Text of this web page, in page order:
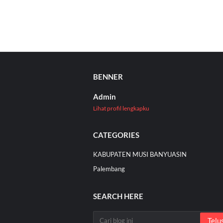
BENNER
Admin
Lihat profil lengkapku
CATEGORIES
KABUPATEN MUSI BANYUASIN
Palembang
SEARCH HERE